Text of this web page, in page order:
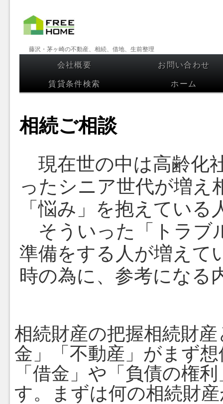
【フリー
ホーム】
藤沢・茅
ヶ崎の不
動産、相
続、借
地、生前
整理
藤沢・茅ヶ崎の不動産、相続、借地、生前整理
コンテンツへスキップ
会社概要
お問い合わせ
賃貸条件検索
ホーム
相続ご相談
現在世の中は高齢化
ったシニア世代が増え
「悩み」を抱えてい
そういった「トラブ
準備をする人が増えて
時の為に、参考になる
相続財産の把握相続財
金」「不動産」がまず
「借金」や「負債の権
す。まずは何の相続財